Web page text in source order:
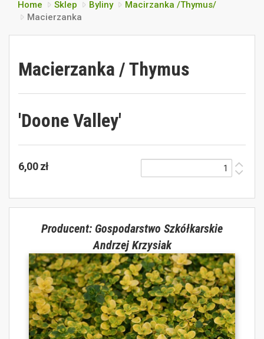
Home Sklep Byliny
Macirzanka /Thymus/
Macierzanka
Macierzanka / Thymus
'Doone Valley'
6,00 zł
Producent: Gospodarstwo Szkółkarskie
Andrzej Krzysiak